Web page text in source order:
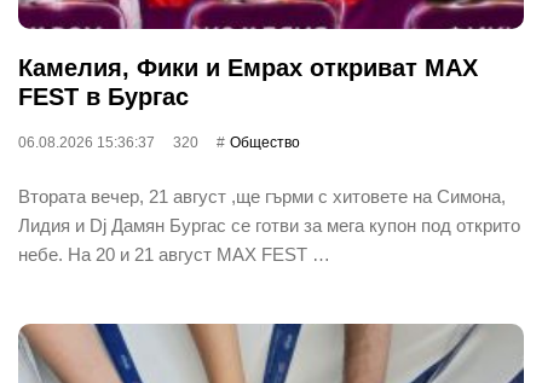
Камелия, Фики и Емрах откриват MAX
FEST в Бургас
06.08.2026 15:36:37 320 Общество
Втората вечер, 21 август ,ще гърми с хитовете на Симона,
Лидия и Dj Дамян Бургас се готви за мега купон под открито
небе. На 20 и 21 август MAX FEST …